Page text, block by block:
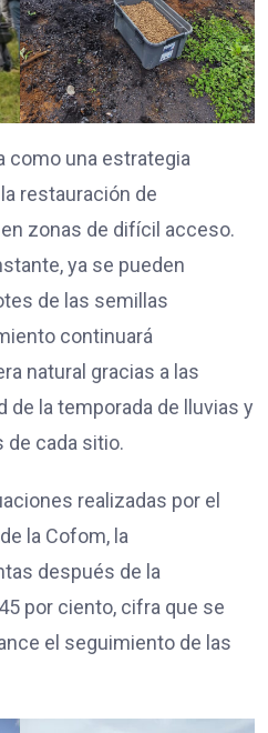
como una estrategia
restauración de
zonas de difícil acceso.
ya se pueden
de las semillas
continuará
natural gracias a las
la temporada de lluvias y
de cada sitio.
realizadas por el
la Cofom, la
después de la
por ciento, cifra que se
el seguimiento de las